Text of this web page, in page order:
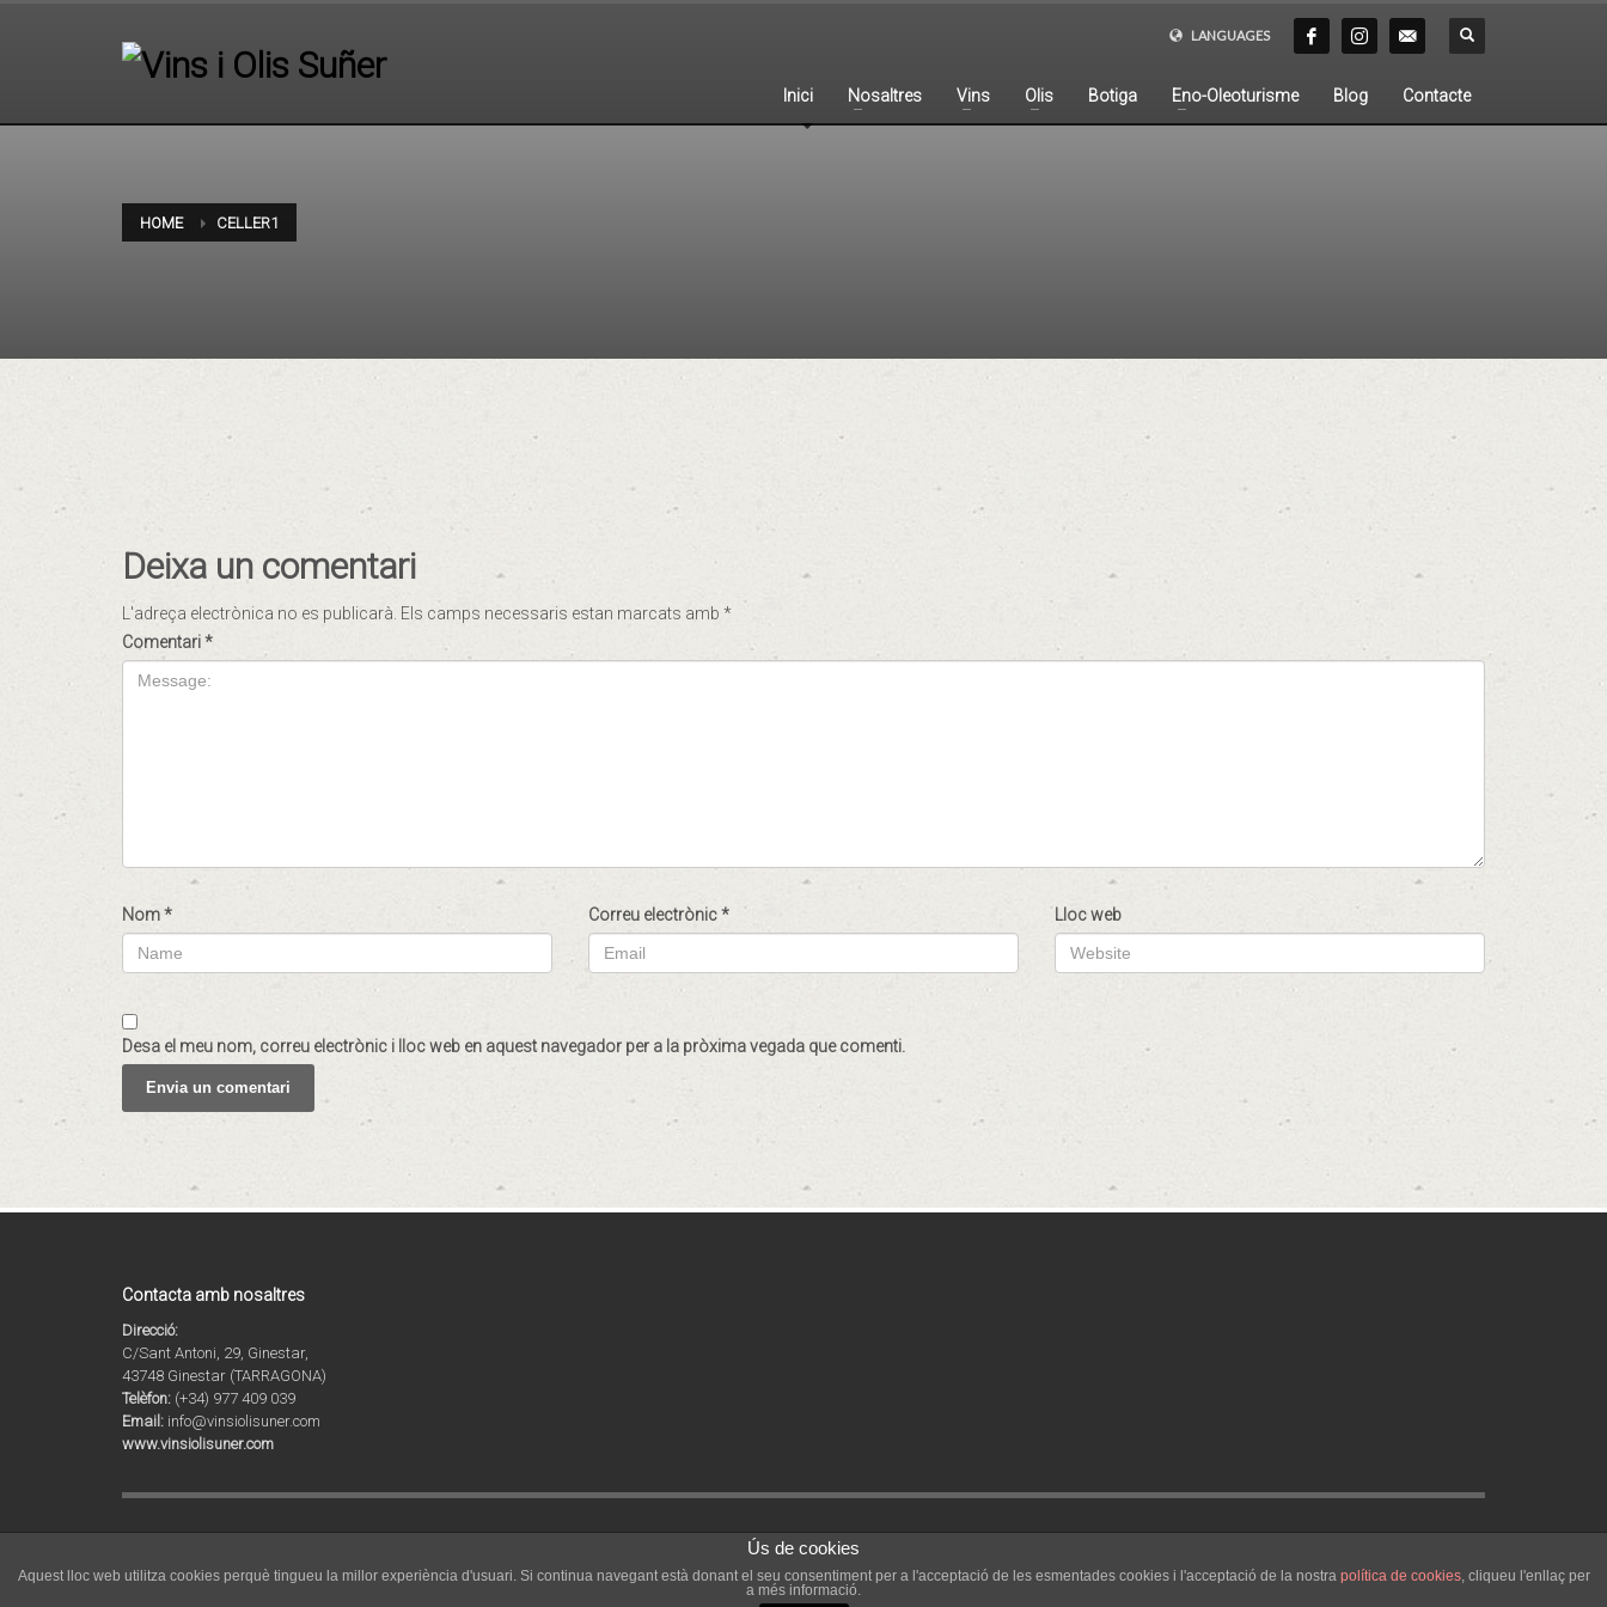
LANGUAGES
Inici Nosaltres Vins Olis Botiga Eno-Oleoturisme Blog Contacte
HOME CELLER1
Deixa un comentari
L'adreça electrònica no es publicarà. Els camps necessaris estan marcats amb *
Comentari*
Nom* Correu electrònic* Lloc web
Desa el meu nom, correu electrònic i lloc web en aquest navegador per a la pròxima vegada que comenti.
Contacta amb nosaltres
Direcció:
C/Sant Antoni, 29, Ginestar,
43748 Ginestar (TARRAGONA)
Telèfon: (+34) 977 409 039
Email: info@vinsiolisuner.com
www.vinsiolisuner.com
Vins i Olis de Catalunya | Celler i molí familiar a la Ribera d’Ebre a Tarragona
Ús de cookies
Aquest lloc web utilitza cookies perquè tingueu la millor experiència d'usuari. Si continua navegant està donant el seu consentiment per a l'acceptació de les esmentades cookies i l'acceptació de la nostra política de cookies, cliqueu l'enllaç per
a més informació.